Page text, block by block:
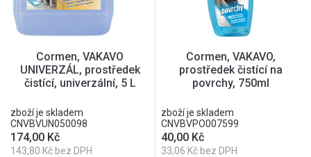
Cormen, VAKAVO
UNIVERZÁL, prostředek
čistící, univerzální, 5 L
zboží je skladem
CNVBVUN050098
174,00 Kč
143,80 Kč bez DPH
Cormen, VAKAVO,
prostředek čistící na
povrchy, 750ml
zboží je skladem
CNVBVPO007599
40,00 Kč
33,06 Kč bez DPH